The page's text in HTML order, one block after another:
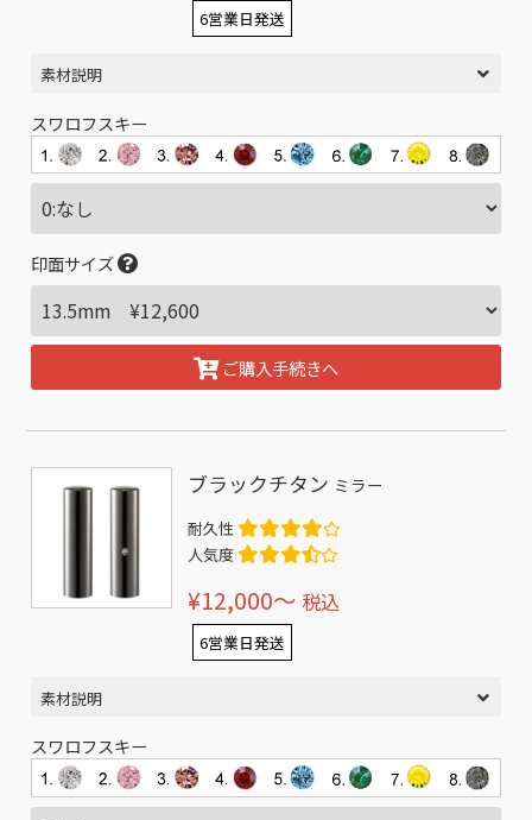
6営業日発送
素材説明
スワロフスキー
印面サイズ
ご購入手続きへ
ブラックチタン ミラー
耐久性
人気度
¥12,000〜 税込
6営業日発送
素材説明
スワロフスキー